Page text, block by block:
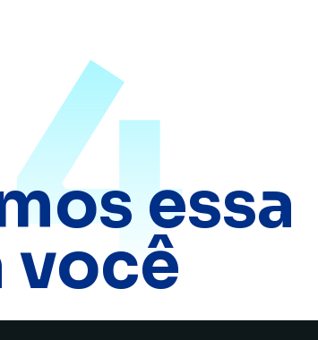
essa
você